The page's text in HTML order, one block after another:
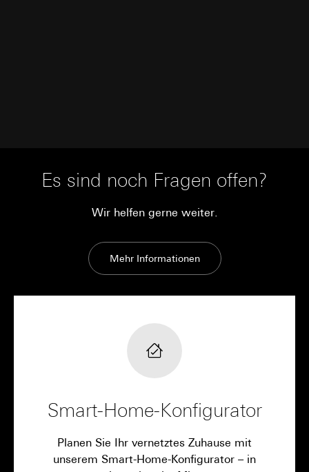
Es sind noch Fragen offen?
Wir helfen gerne weiter.
Mehr Informationen
Smart-Home-Konfigurator
Planen Sie Ihr vernetztes Zuhause mit
unserem Smart-Home-Konfigurator – in